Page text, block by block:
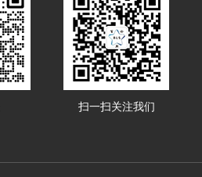
扫一扫关注我们